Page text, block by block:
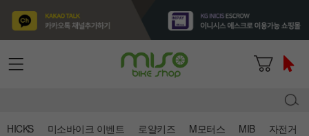
HICKS 미소바이크 이벤트 로얄키즈 M모터스 MIB 자전거